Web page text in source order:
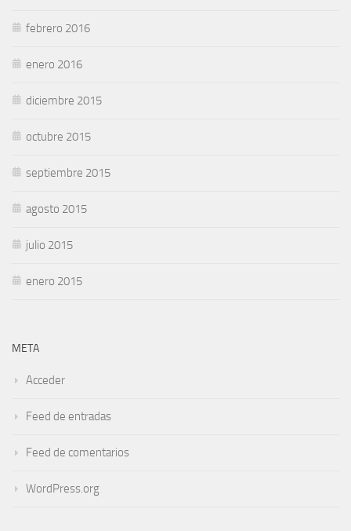
febrero 2016
enero 2016
diciembre 2015
octubre 2015
septiembre 2015
agosto 2015
julio 2015
enero 2015
META
Acceder
Feed de entradas
Feed de comentarios
WordPress.org